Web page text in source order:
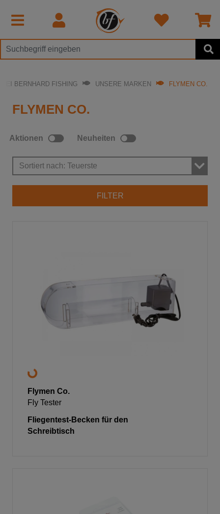
BEI BERNHARD FISHING UNSERE MARKEN FLYMEN CO.
FLYMEN CO.
FILTER
Sortiert nach: Teuerste
Aktionen Neuheiten
Flymen Co.
Fly Tester
Fliegentest-Becken für den
Schreibtisch